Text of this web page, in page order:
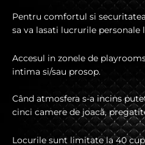
Pentru comfortul si
sa va lasati lucrurile personale
Accesul in zonele de
intima si/sau prosop.
Când atmosfera s-a incins
cinci camere de joacă,
Locurile sunt limitate la 40